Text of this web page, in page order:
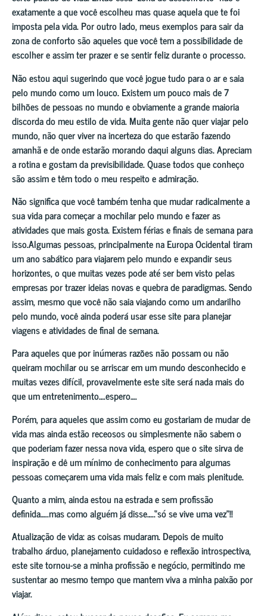
exatamente a que você escolheu mas quase aquela que te foi
imposta pela vida. Por outro lado, meus exemplos para sair da
zona de conforto são aqueles que você tem a possibilidade de
escolher e assim ter prazer e se sentir feliz durante o processo.
Não estou aqui sugerindo que você jogue tudo para o ar e saia
pelo mundo como um louco. Existem um pouco mais de 7
bilhões de pessoas no mundo e obviamente a grande maioria
discorda do meu estilo de vida. Muita gente não quer viajar pelo
mundo, não quer viver na incerteza do que estarão fazendo
amanhã e de onde estarão morando daqui alguns dias. Apreciam
a rotina e gostam da previsibilidade. Quase todos que conheço
são assim e têm todo o meu respeito e admiração.
Não significa que você também tenha que mudar radicalmente a
sua vida para começar a mochilar pelo mundo e fazer as
atividades que mais gosta. Existem férias e finais de semana para
isso.Algumas pessoas, principalmente na Europa Ocidental tiram
um ano sabático para viajarem pelo mundo e expandir seus
horizontes, o que muitas vezes pode até ser bem visto pelas
empresas por trazer ideias novas e quebra de paradigmas. Sendo
assim, mesmo que você não saia viajando como um andarilho
pelo mundo, você ainda poderá usar esse site para planejar
viagens e atividades de final de semana.
Para aqueles que por inúmeras razões não possam ou não
queiram mochilar ou se arriscar em um mundo desconhecido e
muitas vezes difícil, provavelmente este site será nada mais do
que um entretenimento….espero….
Porém, para aqueles que assim como eu gostariam de mudar de
vida mas ainda estão receosos ou simplesmente não sabem o
que poderiam fazer nessa nova vida, espero que o site sirva de
inspiração e dê um mínimo de conhecimento para algumas
pessoas começarem uma vida mais feliz e com mais plenitude.
Quanto a mim, ainda estou na estrada e sem profissão
definida…..mas como alguém já disse…..“só se vive uma vez”!!
Atualização de vida: as coisas mudaram. Depois de muito
trabalho árduo, planejamento cuidadoso e reflexão introspectiva,
este site tornou-se a minha profissão e negócio, permitindo me
sustentar ao mesmo tempo que mantem viva a minha paixão por
viajar.